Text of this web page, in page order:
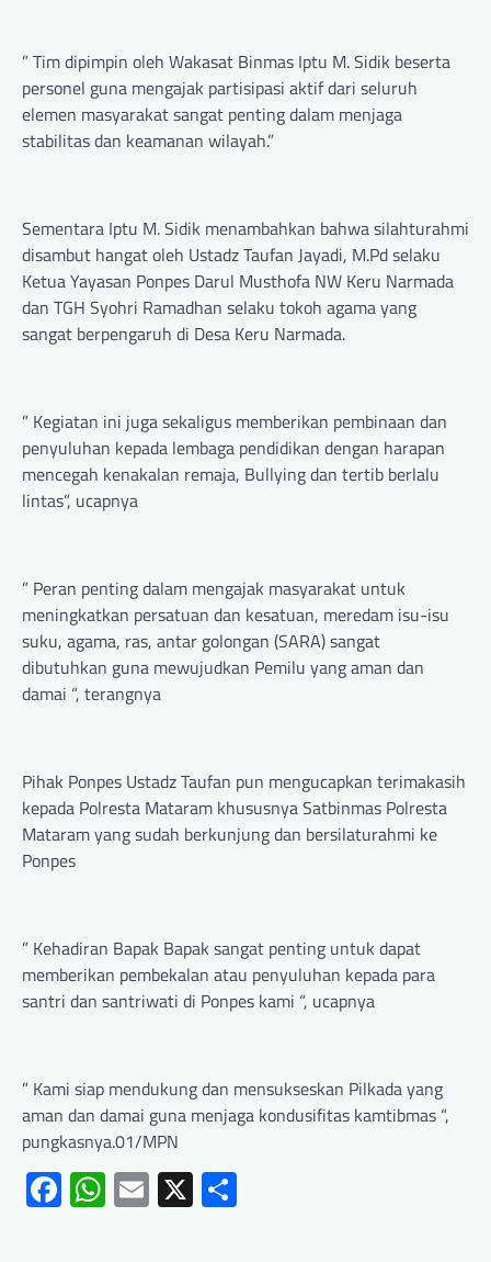
” Tim dipimpin oleh Wakasat Binmas Iptu M. Sidik beserta
personel guna mengajak partisipasi aktif dari seluruh
elemen masyarakat sangat penting dalam menjaga
stabilitas dan keamanan wilayah.”
Sementara Iptu M. Sidik menambahkan bahwa silahturahmi
disambut hangat oleh Ustadz Taufan Jayadi, M.Pd selaku
Ketua Yayasan Ponpes Darul Musthofa NW Keru Narmada
dan TGH Syohri Ramadhan selaku tokoh agama yang
sangat berpengaruh di Desa Keru Narmada.
” Kegiatan ini juga sekaligus memberikan pembinaan dan
penyuluhan kepada lembaga pendidikan dengan harapan
mencegah kenakalan remaja, Bullying dan tertib berlalu
lintas”, ucapnya
” Peran penting dalam mengajak masyarakat untuk
meningkatkan persatuan dan kesatuan, meredam isu-isu
suku, agama, ras, antar golongan (SARA) sangat
dibutuhkan guna mewujudkan Pemilu yang aman dan
damai “, terangnya
Pihak Ponpes Ustadz Taufan pun mengucapkan terimakasih
kepada Polresta Mataram khususnya Satbinmas Polresta
Mataram yang sudah berkunjung dan bersilaturahmi ke
Ponpes
” Kehadiran Bapak Bapak sangat penting untuk dapat
memberikan pembekalan atau penyuluhan kepada para
santri dan santriwati di Ponpes kami “, ucapnya
” Kami siap mendukung dan mensukseskan Pilkada yang
aman dan damai guna menjaga kondusifitas kamtibmas “,
pungkasnya.01/MPN
Facebook
WhatsApp
Email
X